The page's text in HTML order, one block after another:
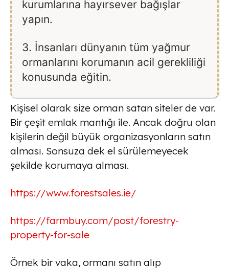
kurumlarına hayırsever bağışlar
yapın.
3. İnsanları dünyanın tüm yağmur
ormanlarını korumanın acil gerekliliği
konusunda eğitin.
Kişisel olarak size orman satan siteler de var.
Bir çeşit emlak mantığı ile. Ancak doğru olan
kişilerin değil büyük organizasyonların satın
alması. Sonsuza dek el sürülemeyecek
şekilde korumaya alması.
https://www.forestsales.ie/
https://farmbuy.com/post/forestry-
property-for-sale
Örnek bir vaka, ormanı satın alıp